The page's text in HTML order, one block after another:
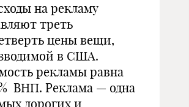
на рекламу
треть
цены вещи,
в США.
рекламы равна
ВНП. Реклама — одна
дорогих и